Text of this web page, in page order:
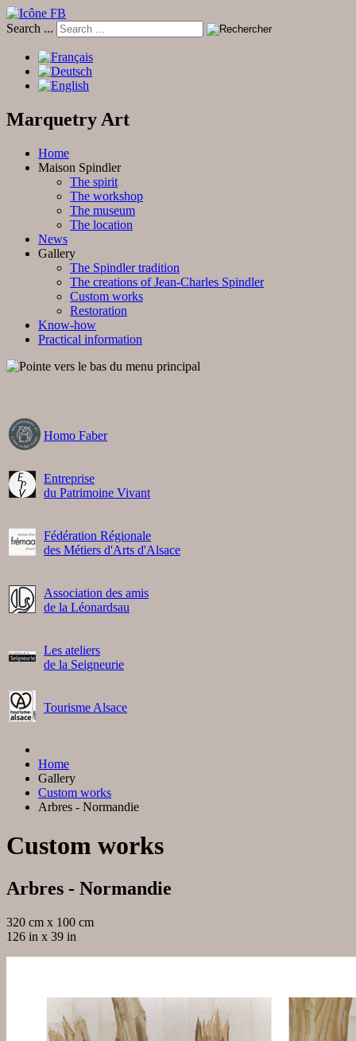
Search ...
Marquetry Art
Home
Maison Spindler
The spirit
The workshop
The museum
The location
News
Gallery
The Spindler tradition
The creations of Jean-Charles Spindler
Custom works
Restoration
Know-how
Practical information
Homo Faber
Entreprise
du Patrimoine Vivant
Fédération Régionale
des Métiers d'Arts d'Alsace
Association des amis
de la Léonardsau
Les ateliers
de la Seigneurie
Tourisme Alsace
Home
Gallery
Custom works
Arbres - Normandie
Custom works
Arbres - Normandie
320 cm x 100 cm
126 in x 39 in